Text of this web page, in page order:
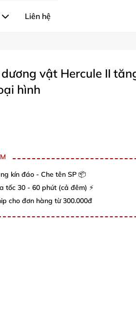
Liên hệ
vật Hercule II
hình
kín đáo - Che tên SP 📦
tốc 30 - 60 phút (cả đêm) ⚡
cho đơn hàng từ 300.000đ